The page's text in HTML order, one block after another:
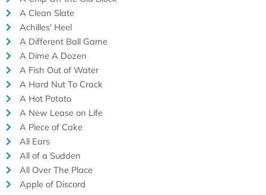
A Clean Slate
Achilles' Heel
A Different Ball Game
A Dime A Dozen
A Fish Out of Water
A Hard Nut To Crack
A Hot Potato
A New Lease on Life
A Piece of Cake
All Ears
All of a Sudden
All Over The Place
Apple of Discord